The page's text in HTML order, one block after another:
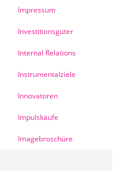
Impressum
Investitionsgüter
Internal Relations
Instrumentalziele
Innovatoren
Impulskäufe
Imagebroschüre